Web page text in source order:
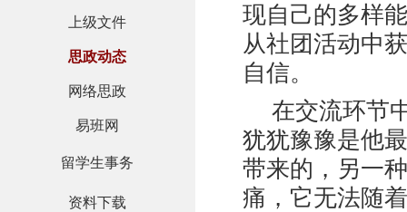
上级文件
思政动态
网络思政
易班网
留学生事务
资料下载
现自己的多样
从社团活动中
自信。
在交流环节
犹犹豫豫是他
带来的，另一
痛，它无法随